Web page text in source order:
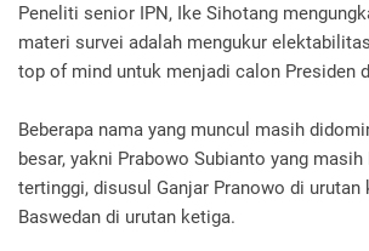
Peneliti senior IPN, Ike Sihotang
materi survei adalah mengukur
top of mind untuk menjadi calon Presiden
Beberapa nama yang muncul masih
besar, yakni Prabowo Subianto yang
tertinggi, disusul Ganjar Pranowo di urutan
Baswedan di urutan ketiga.